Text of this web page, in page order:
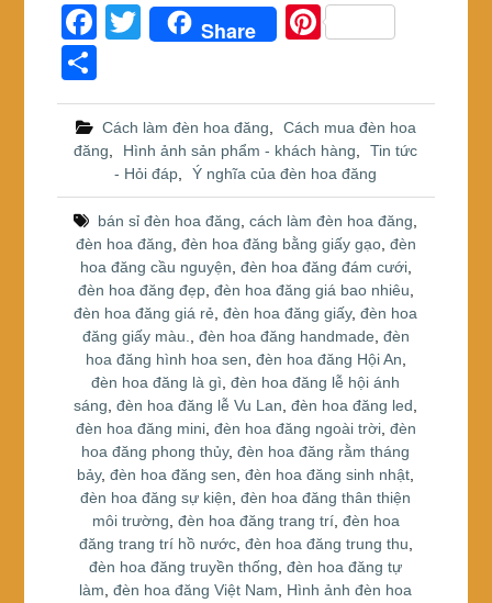
F
a
c
e
b
o
o
k
T
er
Share
Pi
e
st
S
h
ar
e
Cách làm đèn hoa đăng
Cách mua đèn hoa
đăng
Hình ảnh sản phẩm - khách hàng
Tin tức
- Hỏi đáp
Ý nghĩa của đèn hoa đăng
bán sỉ đèn hoa đăng ,cách làm đèn hoa đăng
đèn hoa đăng đèn hoa đăng bằng giấy gạo, đèn
hoa đăng cầu nguyện đèn hoa đăng đám cưới,
đèn hoa đăng đẹp, đèn hoa đăng giá bao nhiêu
đèn hoa đăng giá rẻ ,đèn hoa đăng giấy,đèn hoa
đăng giấy màu.
đèn hoa đăng handmade đèn
hoa đăng hình hoa sen đèn hoa đăng Hội An
đèn hoa đăng là gì ,đèn hoa đăng lễ hội ánh
sáng ,đèn hoa đăng lễ Vu Lan ,đèn hoa đăng led
đèn hoa đăng mini, đèn hoa đăng ngoài trời, đèn
hoa đăng phong thủy,đèn hoa đăng rằm tháng
bảy,đèn hoa đăng sen ,đèn hoa đăng sinh nhật
đèn hoa đăng sự kiện ,đèn hoa đăng thân thiện
môi trường đèn hoa đăng trang trí, đèn hoa
đăng trang trí hồ nước, đèn hoa đăng trung thu
đèn hoa đăng truyền thống ,đèn hoa đăng tự
làm ,đèn hoa đăng Việt Nam
Hình ảnh đèn hoa